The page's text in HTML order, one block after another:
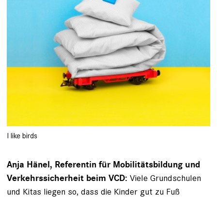
I like birds
Anja Hänel, Referentin für Mobilitätsbildung und
Verkehrssicherheit beim VCD: Viele Grundschulen
und Kitas liegen so, dass die Kinder gut zu Fuß